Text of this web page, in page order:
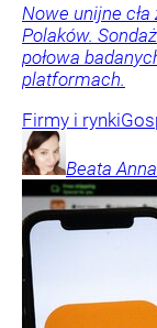
Nowe unijne
Polaków.
połowa
platformach.
Firmy i rynki
Beata Anna